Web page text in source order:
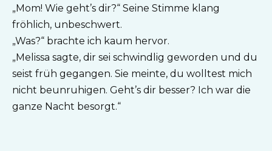
„Mom! Wie geht’s dir?“ Seine Stimme klang
fröhlich, unbeschwert.
„Was?“ brachte ich kaum hervor.
„Melissa sagte, dir sei schwindlig geworden und du
seist früh gegangen. Sie meinte, du wolltest mich
nicht beunruhigen. Geht’s dir besser? Ich war die
ganze Nacht besorgt.“